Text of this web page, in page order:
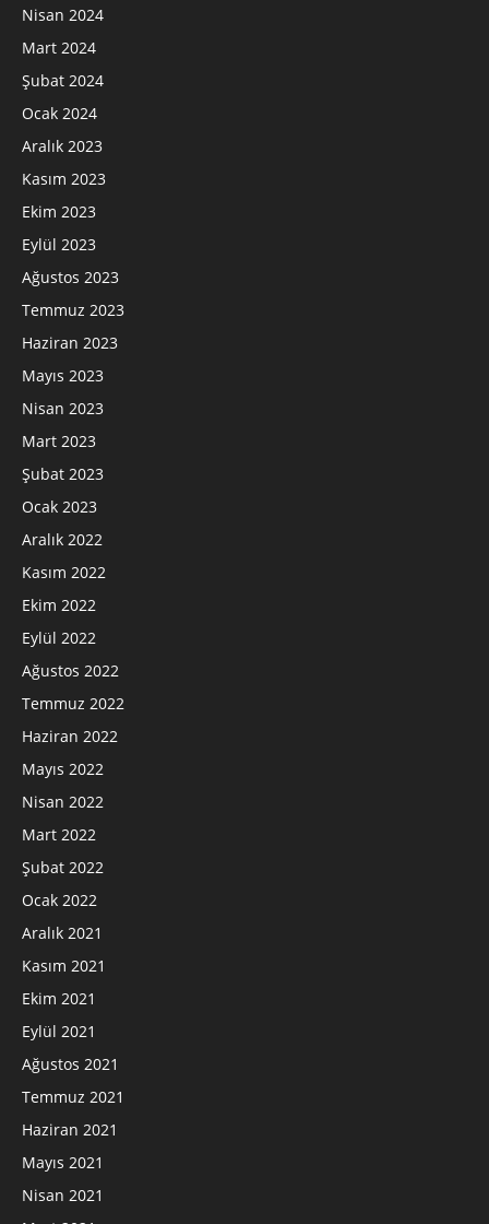
Nisan 2024
Mart 2024
Şubat 2024
Ocak 2024
Aralık 2023
Kasım 2023
Ekim 2023
Eylül 2023
Ağustos 2023
Temmuz 2023
Haziran 2023
Mayıs 2023
Nisan 2023
Mart 2023
Şubat 2023
Ocak 2023
Aralık 2022
Kasım 2022
Ekim 2022
Eylül 2022
Ağustos 2022
Temmuz 2022
Haziran 2022
Mayıs 2022
Nisan 2022
Mart 2022
Şubat 2022
Ocak 2022
Aralık 2021
Kasım 2021
Ekim 2021
Eylül 2021
Ağustos 2021
Temmuz 2021
Haziran 2021
Mayıs 2021
Nisan 2021